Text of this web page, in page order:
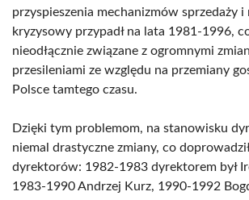
przyspieszenia mechanizmów sprzedaży i
kryzysowy przypadł na lata 1981-1996,
nieodłącznie związane z ogromnymi
przesileniami ze względu na przemiany
Polsce tamtego czasu.
Dzięki tym problemom, na stanowisku
niemal drastyczne zmiany, co
dyrektorów: 1982-1983 dyrektorem był
1983-1990 Andrzej Kurz, 1990-1992